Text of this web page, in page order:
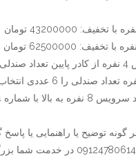
خرید سرویس 6 نفره تعداد
گونه توضیح یا راهنمایی یا